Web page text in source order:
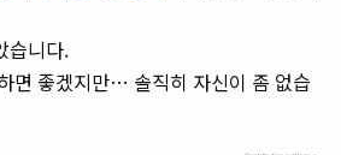
습니다.
면 좋겠지만… 솔직히 자신이 좀 없습